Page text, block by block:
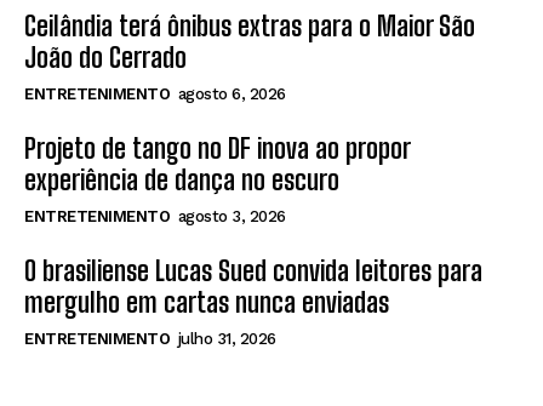
Ceilândia terá ônibus extras para o Maior São
João do Cerrado
ENTRETENIMENTO agosto 6, 2026
Projeto de tango no DF inova ao propor
experiência de dança no escuro
ENTRETENIMENTO agosto 3, 2026
O brasiliense Lucas Sued convida leitores para
mergulho em cartas nunca enviadas
ENTRETENIMENTO julho 31, 2026